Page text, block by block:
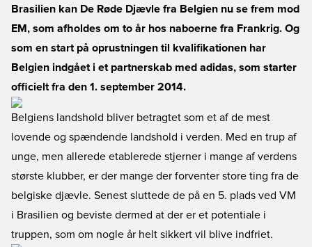
Brasilien kan De Røde Djævle fra Belgien nu se frem mod
EM, som afholdes om to år hos naboerne fra Frankrig. Og
som en start på oprustningen til kvalifikationen har
Belgien indgået i et partnerskab med adidas, som starter
officielt fra den 1. september 2014.
Belgiens landshold bliver betragtet som et af de mest
lovende og spændende landshold i verden. Med en trup af
unge, men allerede etablerede stjerner i mange af verdens
største klubber, er der mange der forventer store ting fra de
belgiske djævle. Senest sluttede de på en 5. plads ved VM
i Brasilien og beviste dermed at der er et potentiale i
truppen, som om nogle år helt sikkert vil blive indfriet.